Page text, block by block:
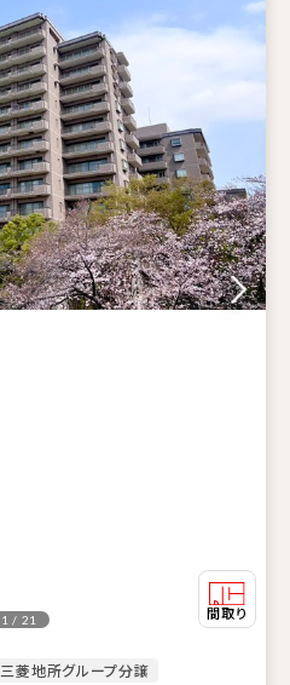
三菱地所グループ分譲
1 / 21